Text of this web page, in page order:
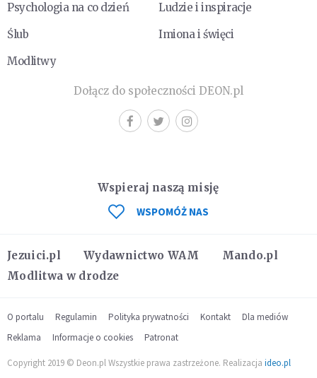
Psychologia na co dzień
Ludzie i inspiracje
Ślub
Imiona i święci
Modlitwy
Dołącz do społeczności DEON.pl
Jezuici.pl Wydawnictwo WAM
Mando.pl
Modlitwa w drodze
Wspieraj naszą misję
WSPOMÓŻ NAS
O portalu Regulamin Polityka prywatności Kontakt
Dla mediów
Reklama
Informacje o cookies Patronat
Copyright 2019 © Deon.pl Wszystkie prawa zastrzeżone. Realizacja ideo.pl